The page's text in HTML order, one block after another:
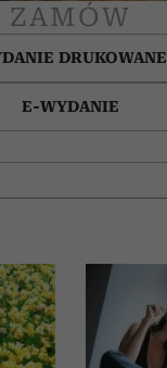
ZAMÓW
DRUKOWANE
E-WYDANIE